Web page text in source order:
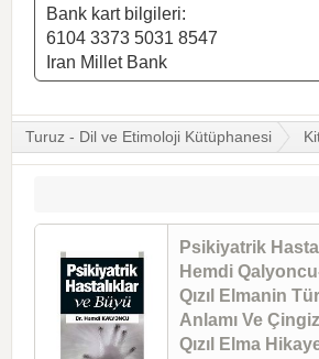
Bank kart bilgileri:
6104 3373 5031 8547
Iran Millet Bank
Turuz - Dil ve Etimoloji Kütüphanesi
Psikiyatrik
Hemdi
Qızıl Elmanin
Anlamı Ve
Qızıl Elma